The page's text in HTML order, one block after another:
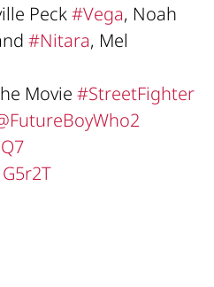
Peck#Vega, Noah
#Nitara, Mel
Movie #StreetFighter